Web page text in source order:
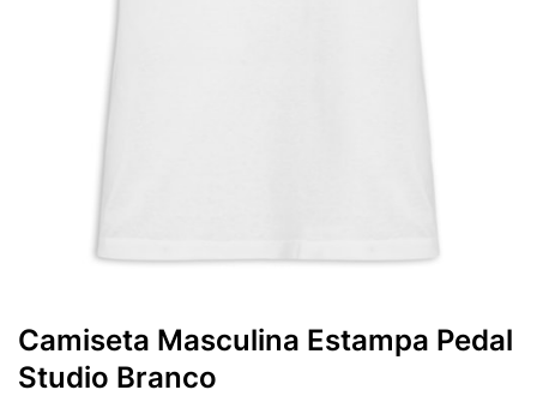
Camiseta Masculina Estampa Pedal
Studio Branco